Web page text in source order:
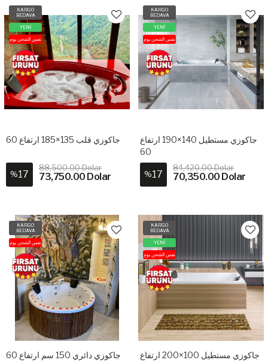
KARGO
BEDAVA
YENİ
نفس الشحن يوم
جاكوزي قلب 135×185 ارتفاع 60
%17
88,500.00 Dolar
73,750.00 Dolar
KARGO
BEDAVA
YENİ
نفس الشحن يوم
جاكوزي مستطيل 140×190 ارتفاع
60
%17
84,420.00 Dolar
70,350.00 Dolar
KARGO
BEDAVA
نفس الشحن يوم
جاكوزي دائري 150 سم ارتفاع 60
KARGO
BEDAVA
YENİ
نفس الشحن يوم
جاكوزي مستطيل 100×200 ارتفاع